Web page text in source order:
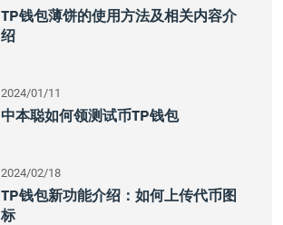
TP钱包薄饼的使用方法及相关内容介
绍
2024/01/11
中本聪如何领测试币TP钱包
2024/02/18
TP钱包新功能介绍：如何上传代币图
标